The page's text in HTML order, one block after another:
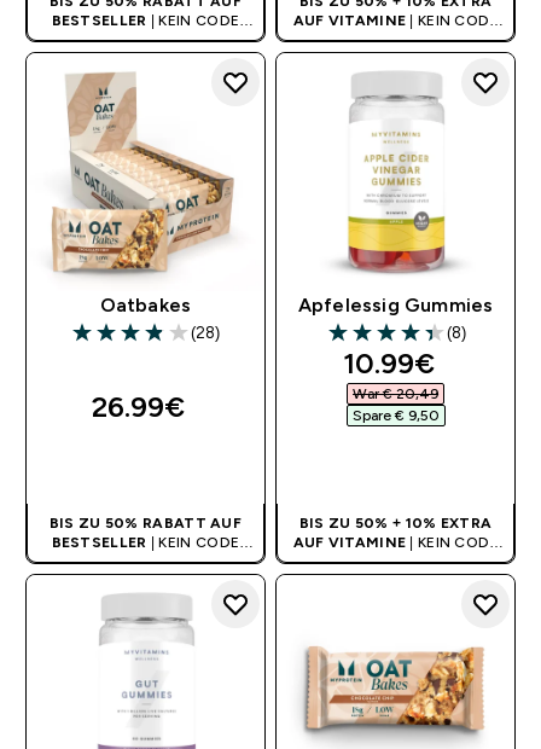
BESTSELLER
| KEIN CODE
BENÖTIGT
AUF VITAMINE
| KEIN CODE
BENÖTIGT
Oatbakes
3.86 out of 5 stars
(28)
26.99€‎
BIS ZU 50% RABATT AUF
BESTSELLER
| KEIN CODE
BENÖTIGT
Apfelessig Gummies
4.38 out of 5 stars
(8)
discounted
10.99€‎
War € 20,49‎
Spare € 9,50‎
BIS ZU 50% + 10% EXTRA
AUF VITAMINE
| KEIN CODE
BENÖTIGT